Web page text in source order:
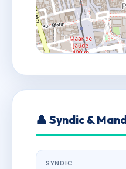
👤 Syndic &
SYNDIC